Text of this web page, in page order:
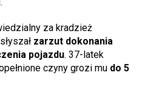
za kradzież
zarzut dokonania
pojazdu. 37-latek
czyny grozi mu do 5